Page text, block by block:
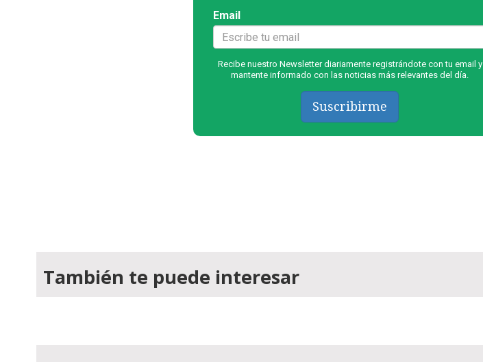
Email
Recibe nuestro Newsletter diariamente registrándote con tu email y
mantente informado con las noticias más relevantes del día.
Suscribirme
También te puede interesar